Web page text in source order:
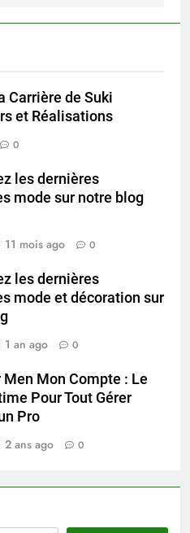
Carrière de Suki
et Réalisations
0
les dernières
mode sur notre blog
11 mois ago 0
les dernières
mode et décoration sur
1 an ago 0
Men Mon Compte : Le
Pour Tout Gérer
Pro
2 ans ago 0